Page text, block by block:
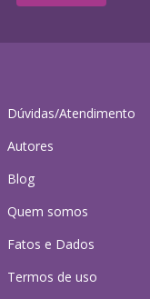
Dúvidas/Atendimento
Autores
Blog
Quem somos
Fatos e Dados
Termos de uso